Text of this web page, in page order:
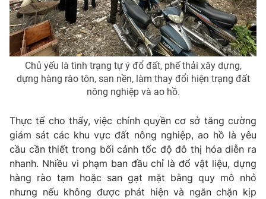
Chủ yếu là tình trạng tự ý đổ đất, phế thải xây dựng,
dựng hàng rào tôn, san nền, làm thay đổi hiện trạng đất
nông nghiệp và ao hồ.
Thực tế cho thấy, việc chính quyền cơ sở tăng cường
giám sát các khu vực đất nông nghiệp, ao hồ là yêu
cầu cần thiết trong bối cảnh tốc độ đô thị hóa diễn ra
nhanh. Nhiều vi phạm ban đầu chỉ là đổ vật liệu, dựng
hàng rào tạm hoặc san gạt mặt bằng quy mô nhỏ
nhưng nếu không được phát hiện và ngăn chặn kịp